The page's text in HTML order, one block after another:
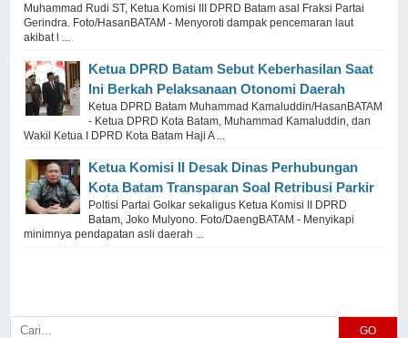
Muhammad Rudi ST, Ketua Komisi III DPRD Batam asal Fraksi Partai
Gerindra. Foto/HasanBATAM - Menyoroti dampak pencemaran laut
akibat l ...
Ketua DPRD Batam Sebut Keberhasilan Saat
Ini Berkah Pelaksanaan Otonomi Daerah
Ketua DPRD Batam Muhammad Kamaluddin/HasanBATAM
- Ketua DPRD Kota Batam, Muhammad Kamaluddin, dan
Wakil Ketua I DPRD Kota Batam Haji A ...
Ketua Komisi II Desak Dinas Perhubungan
Kota Batam Transparan Soal Retribusi Parkir
Poltisi Partai Golkar sekaligus Ketua Komisi II DPRD
Batam, Joko Mulyono. Foto/DaengBATAM - Menyikapi
minimnya pendapatan asli daerah ...
GO